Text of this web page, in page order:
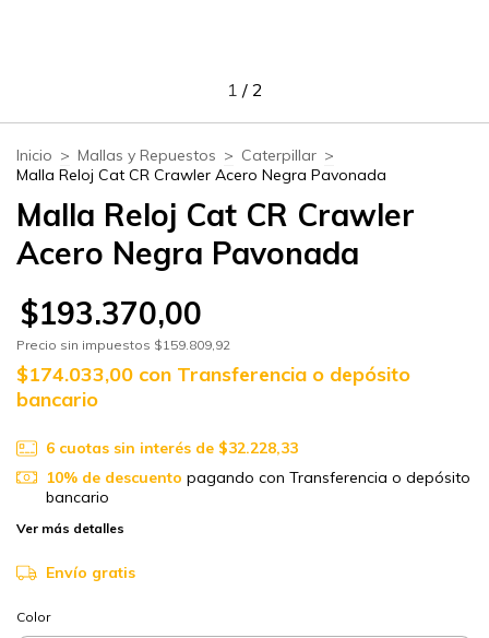
1 / 2
Inicio > Mallas y Repuestos > Caterpillar >
Malla Reloj Cat CR Crawler Acero Negra Pavonada
Malla Reloj Cat CR Crawler
Acero Negra Pavonada
$193.370,00
Precio sin impuestos $159.809,92
$174.033,00 con Transferencia o depósito
bancario
6 cuotas sin interés de $32.228,33
10% de descuento pagando con Transferencia o depósito
bancario
Ver más detalles
Envío gratis
Color